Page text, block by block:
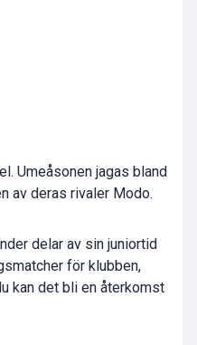
Umeåsonen jagas bland
av deras rivaler Modo.
delar av sin juniortid
för klubben,
kan det bli en återkomst